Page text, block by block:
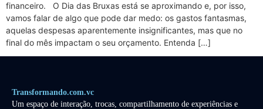
financeiro. O Dia das Bruxas está se aproximando e, por isso,
vamos falar de algo que pode dar medo: os gastos fantasmas,
aquelas despesas aparentemente insignificantes, mas que no
final do mês impactam o seu orçamento. Entenda […]
Transformando.com.vc
Um espaço de interação, trocas, compartilhamento de experiências e